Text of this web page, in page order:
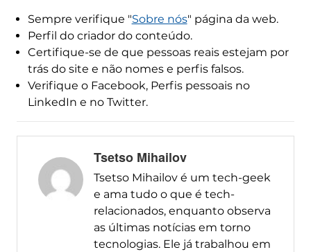
Sempre verifique "Sobre nós" página da web.
Perfil do criador do conteúdo.
Certifique-se de que pessoas reais estejam por
trás do site e não nomes e perfis falsos.
Verifique o Facebook, Perfis pessoais no
LinkedIn e no Twitter.
Tsetso Mihailov
Tsetso Mihailov é um tech-geek
e ama tudo o que é tech-
relacionados, enquanto observa
as últimas notícias em torno
tecnologias. Ele já trabalhou em